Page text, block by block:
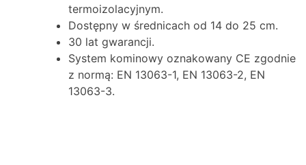
termoizolacyjnym.
Dostępny w średnicach od 14 do 25 cm.
30 lat gwarancji.
System kominowy oznakowany CE zgodnie
z normą: EN 13063-1, EN 13063-2, EN
13063-3.